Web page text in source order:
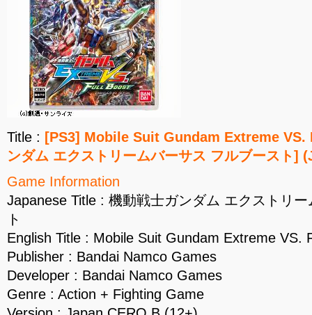
Title : [PS3] Mobile Suit Gundam Extreme
ンダム エクストリームバーサス フルブースト]
Game Information
Japanese Title : 機動戦士ガンダム エクストリ
ト
English Title : Mobile Suit Gundam Extreme VS.
Publisher : Bandai Namco Games
Developer : Bandai Namco Games
Genre : Action + Fighting Game